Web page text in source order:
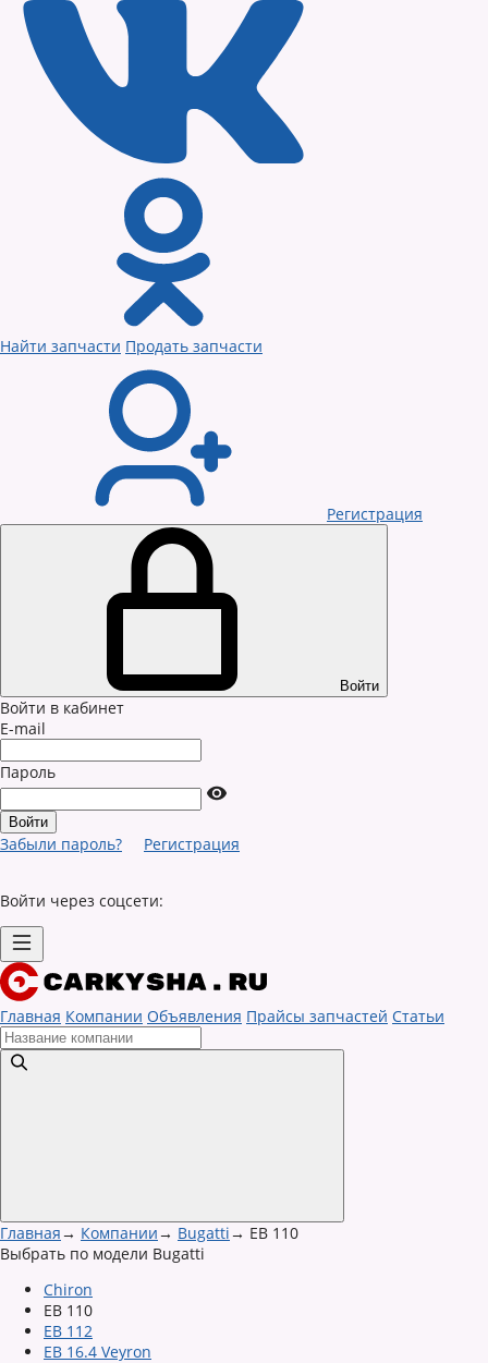
Найти запчасти Продать запчасти
Регистрация
Войти
Войти в кабинет
E-mail
Пароль
Забыли пароль? Регистрация
Войти через соцсети:
Главная Компании Объявления Прайсы запчастей Статьи
Главная→ Компании→ Bugatti→ EB 110
Выбрать по модели Bugatti
Chiron
EB 110
EB 112
EB 16.4 Veyron